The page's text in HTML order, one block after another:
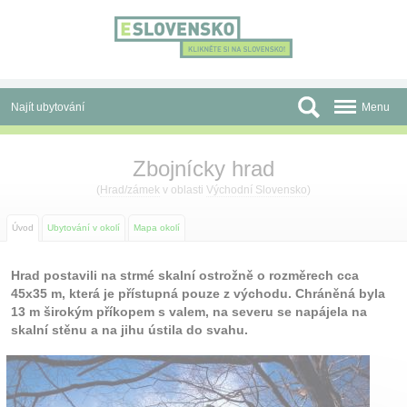
Najít ubytování
Slevy a Last Minute
Autobusové zájezdy
Před cestou
Atrakce
O nás
Menu
Zbojnícky hrad
( Hrad/zámek v oblasti Východní Slovensko)
Úvod Ubytování v okolí Mapa okolí
Hrad postavili na strmé skalní ostrožně o rozměrech cca
45x35 m, která je přístupná pouze z východu. Chráněná byla
13 m širokým příkopem s valem, na severu se napájela na
skalní stěnu a na jihu ústila do svahu.